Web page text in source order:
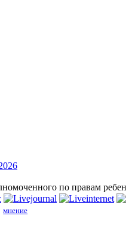
по правам
мнение